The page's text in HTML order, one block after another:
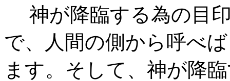
神が降臨する為の目
で、人間の側から呼べ
ます。そして、神が降